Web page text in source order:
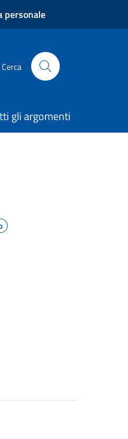
personale
Cerca
gli argomenti